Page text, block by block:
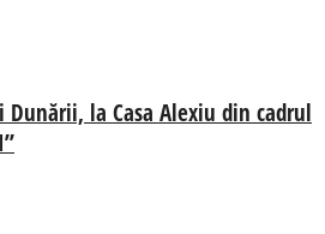
Dunării, la Casa Alexiu din cadrul